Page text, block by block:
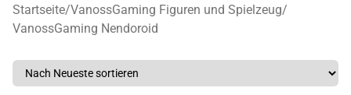
Startseite/VanossGaming Figuren und Spielzeug/
VanossGaming Nendoroid